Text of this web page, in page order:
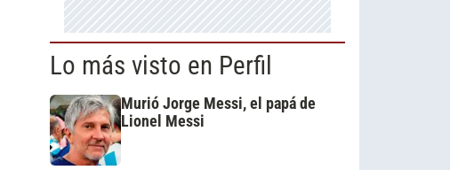
Lo más visto en Perfil
Murió Jorge Messi, el papá de
Lionel Messi